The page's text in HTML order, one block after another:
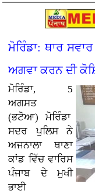
ਮੋਰਿੰਡਾ: ਥਾਰ
ਅਗਵਾ ਕਰਨ ਦੀ
ਮੋਰਿੰਡਾ, 5
ਅਗਸਤ
(ਭਟੋਆ)ਮੋਰਿੰਡਾ
ਸਦਰ ਪੁਲਿਸ ਨੇ
ਅਜਨਾਲਾ ਥਾਣਾ
ਕਾਂਡ ਵਿੱਚ ਵਾਰਿਸ
ਪੰਜਾਬ ਦੇ ਮੁਖੀ
ਭਾਈ